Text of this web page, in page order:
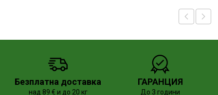
Безплатна доставка
над 89 € и до 20 кг
ГАРАНЦИЯ
До 3 години